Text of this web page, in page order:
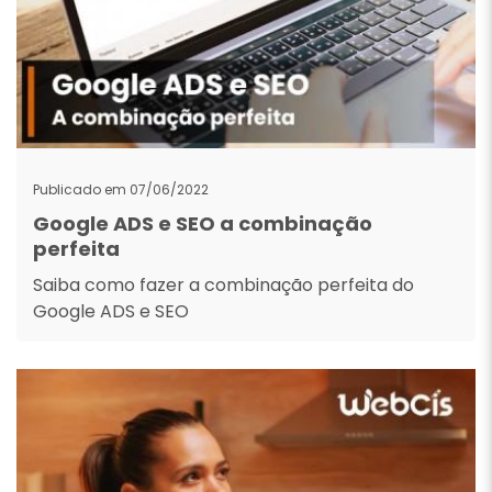
Publicado em 07/06/2022
Google ADS e SEO a combinação
perfeita
Saiba como fazer a combinação perfeita do
Google ADS e SEO